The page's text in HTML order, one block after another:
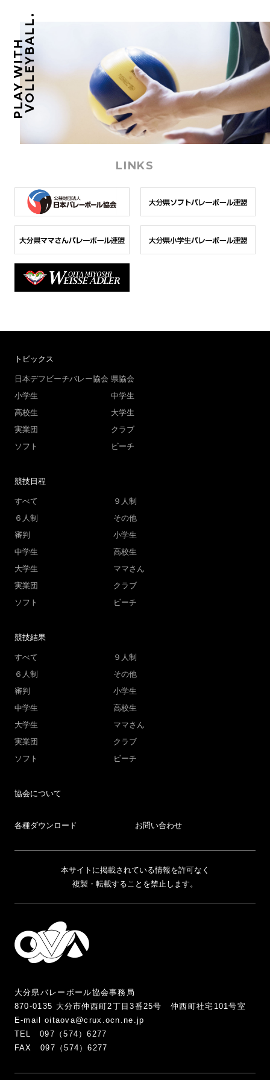
PLAY WITHVOLLEYBALL.
LINKS
トピックス
日本デフビーチバレー協会 県協会
小学生
中学生
高校生
大学生
実業団
クラブ
ソフト
ビーチ
競技日程
すべて
９人制
６人制
その他
審判
小学生
中学生
高校生
大学生
ママさん
実業団
クラブ
ソフト
ビーチ
競技結果
すべて
９人制
６人制
その他
審判
小学生
中学生
高校生
大学生
ママさん
実業団
クラブ
ソフト
ビーチ
協会について
各種ダウンロード お問い合わせ
本サイトに掲載されている情報を許可なく
複製・転載することを禁止します。
大分県バレーボール協会事務局
870-0135 大分市仲西町2丁目3番25号 仲西町社宅101号室
E-mail oitaova@crux.ocn.ne.jp
TEL 097（574）6277
FAX 097（574）6277